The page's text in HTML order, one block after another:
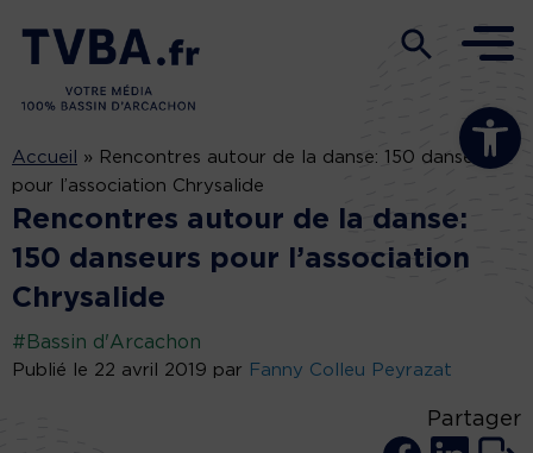
Ouvrir la
Accueil » Rencontres autour de la danse: 150 danseurs
pour l’association Chrysalide
Rencontres autour de la danse:
150 danseurs pour l’association
Chrysalide
#Bassin d'Arcachon
Publié le 22 avril 2019 par Fanny Colleu Peyrazat
Partager